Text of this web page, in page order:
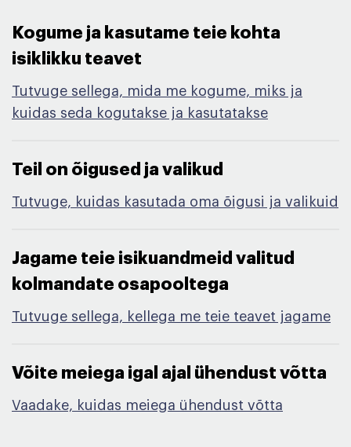
Kogume ja kasutame teie kohta
isiklikku teavet ​
Tutvuge sellega, mida me kogume, miks ja
kuidas seda kogutakse ja kasutatakse
Teil on õigused ja valikud​
Tutvuge, kuidas kasutada oma õigusi ja valikuid
Jagame teie isikuandmeid valitud
kolmandate osapooltega​
Tutvuge sellega, kellega me teie teavet jagame
Võite meiega igal ajal ühendust võtta​
Vaadake, kuidas meiega ühendust võtta